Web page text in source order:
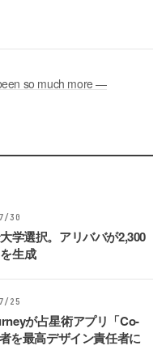
so much more —
30
学選択。アリババが2,300
生成
25
が占星術アプリ「Co-
を最高デザイン責任者に